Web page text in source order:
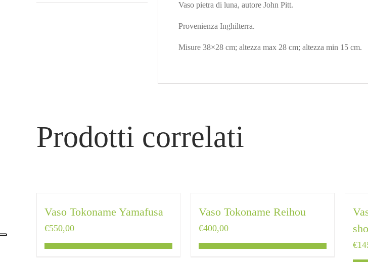
Vaso pietra di luna, autore John Pitt.
Provenienza Inghilterra.
Misure 38×28 cm; altezza max 28 cm; altezza min 15 cm.
Prodotti correlati
Vaso Tokoname Yamafusa
€550,00
Vaso Tokoname Reihou
€400,00
€